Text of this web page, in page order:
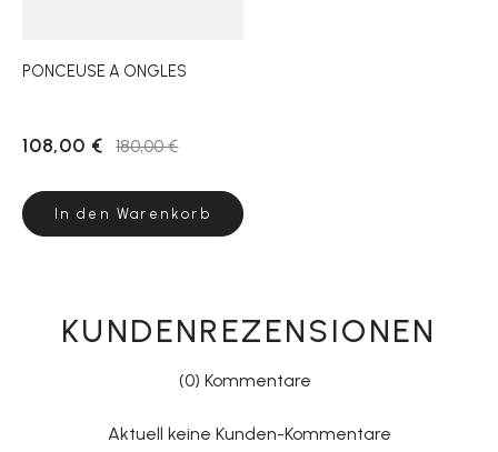
PONCEUSE A ONGLES
108,00 € 180,00 €
In den Warenkorb
KUNDENREZENSIONEN
(0) Kommentare
Aktuell keine Kunden-Kommentare